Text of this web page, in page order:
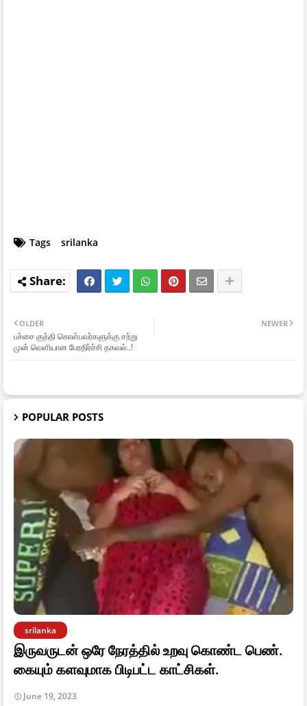
Tags srilanka
NEWER
OLDER
பச்சை குத்தி கொள்பவர்களுக்கு சற்று
முன் வெளியான பேரதிர்ச்சி தகவல்..!
POPULAR POSTS
srilanka
இருவருடன் ஒரே நேரத்தில் உறவு கொண்ட பெண்.
கையும் களவுமாக பிடிபட்ட காட்சிகள்.
June 19, 2023